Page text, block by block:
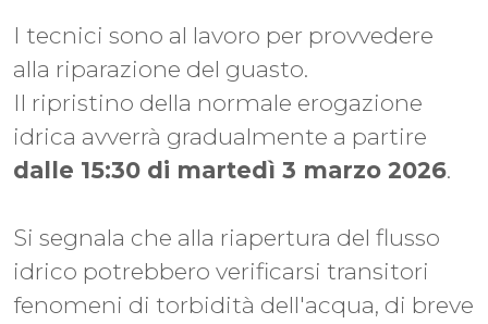
I tecnici sono al lavoro per provvedere
alla riparazione del guasto.
Il ripristino della normale erogazione
idrica avverrà gradualmente a partire
dalle 15:30 di martedì 3 marzo 2026.
Si segnala che alla riapertura del flusso
idrico potrebbero verificarsi transitori
fenomeni di torbidità dell'acqua, di breve